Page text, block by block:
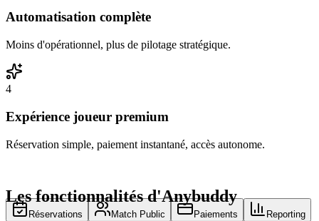
Automatisation complète
Moins d'opérationnel, plus de pilotage stratégique.
4
Expérience joueur premium
Réservation simple, paiement instantané, accès autonome.
Les fonctionnalités d'Anybuddy
Réservations Match Public Paiements Reporting